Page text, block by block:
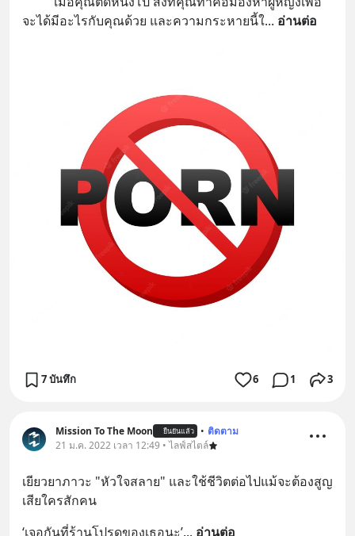
จะได้มีอะไรกับคุณด้วย และความกระหายนี้ใ... อ่านต่อ
7 บันทึก 6 1 3
Mission To The Moon ยืนยันแล้ว • ติดตาม
21 ม.ค. 2022 เวลา 12:49 • ไลฟ์สไตล์
เยียวยาภาวะ "หัวใจสลาย" และใช้ชีวิตต่อไปแม้จะต้องสูญ
เสียใครสักคน
‘เจอกันที่ร้านโปรดของเธอนะ’... อ่านต่อ